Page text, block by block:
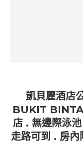
凱貝麗酒店
BUKIT
店 . 無邊際泳
走路可到 . 房